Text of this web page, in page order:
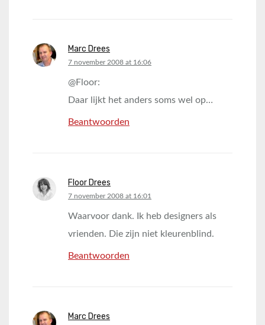
Marc Drees
says:
7 november 2008 at 16:06
@Floor:
Daar lijkt het anders soms wel op…
Beantwoorden
Floor Drees
says:
7 november 2008 at 16:01
Waarvoor dank. Ik heb designers als
vrienden. Die zijn niet kleurenblind.
Beantwoorden
Marc Drees